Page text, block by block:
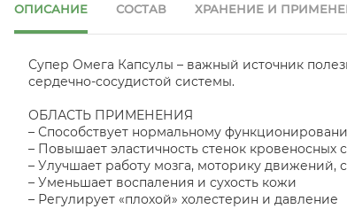
ОПИСАНИЕ СОСТАВ ХРАНЕНИЕ И
Супер Омега Капсулы – важный источник
сердечно-сосудистой системы.
ОБЛАСТЬ ПРИМЕНЕНИЯ
– Способствует нормальному
– Повышает эластичность стенок кровеносных
– Улучшает работу мозга, моторику движений,
– Уменьшает воспаления и сухость кожи
– Регулирует «плохой» холестерин и давление